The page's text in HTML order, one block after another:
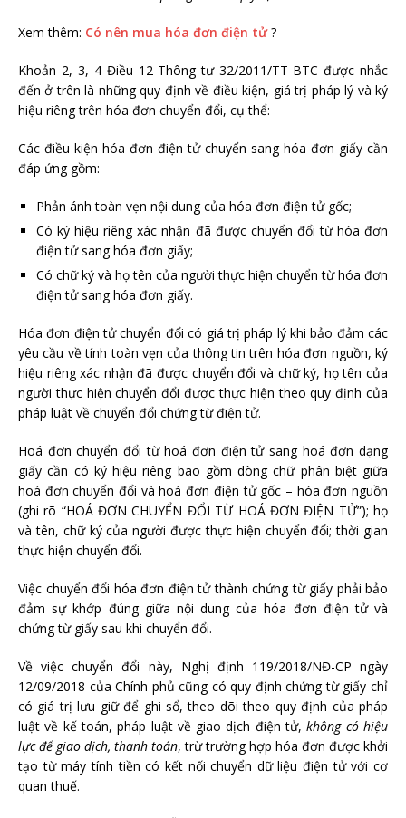
Xem thêm: Có nên mua hóa đơn điện tử?
Khoản 2, 3, 4 Điều 12 Thông tư 32/2011/TT-BTC được nhắc
đến ở trên là những quy định về điều kiện, giá trị pháp lý và ký
hiệu riêng trên hóa đơn chuyển đổi, cụ thể:
Các điều kiện hóa đơn điện tử chuyển sang hóa đơn giấy cần
đáp ứng gồm:
Phản ánh toàn vẹn nội dung của hóa đơn điện tử gốc;
Có ký hiệu riêng xác nhận đã được chuyển đổi từ hóa đơn
điện tử sang hóa đơn giấy;
Có chữ ký và họ tên của người thực hiện chuyển từ hóa đơn
điện tử sang hóa đơn giấy.
Hóa đơn điện tử chuyển đổi có giá trị pháp lý khi bảo đảm các
yêu cầu về tính toàn vẹn của thông tin trên hóa đơn nguồn, ký
hiệu riêng xác nhận đã được chuyển đổi và chữ ký, họ tên của
người thực hiện chuyển đổi được thực hiện theo quy định của
pháp luật về chuyển đổi chứng từ điện tử.
Hoá đơn chuyển đổi từ hoá đơn điện tử sang hoá đơn dạng
giấy cần có ký hiệu riêng bao gồm dòng chữ phân biệt giữa
hoá đơn chuyển đổi và hoá đơn điện tử gốc – hóa đơn nguồn
(ghi rõ “HOÁ ĐƠN CHUYỂN ĐỔI TỪ HOÁ ĐƠN ĐIỆN TỬ”); họ
và tên, chữ ký của người được thực hiện chuyển đổi; thời gian
thực hiện chuyển đổi.
Việc chuyển đổi hóa đơn điện tử thành chứng từ giấy phải bảo
đảm sự khớp đúng giữa nội dung của hóa đơn điện tử và
chứng từ giấy sau khi chuyển đổi.
Về việc chuyển đổi này, Nghị định 119/2018/NĐ-CP ngày
12/09/2018 của Chính phủ cũng có quy định chứng từ giấy chỉ
có giá trị lưu giữ để ghi sổ, theo dõi theo quy định của pháp
luật về kế toán, pháp luật về giao dịch điện tử,không có hiệu
lực để giao dịch, thanh toán, trừ trường hợp hóa đơn được khởi
tạo từ máy tính tiền có kết nối chuyển dữ liệu điện tử với cơ
quan thuế.